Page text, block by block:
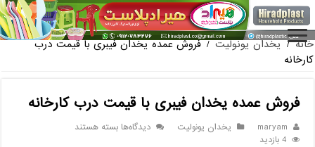
فروش گلدان پلاستیکی گلخانه به صورت آنلاین
خانه / یخدان یونولیت / فروش عمده یخدان فیبری با قیمت درب
کارخانه
فروش عمده یخدان فیبری با قیمت درب کارخانه
maryam یخدان یونولیت دیدگاه‌هابرای
بسته هستند
4 بازدید